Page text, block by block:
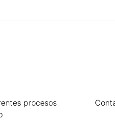
procesos